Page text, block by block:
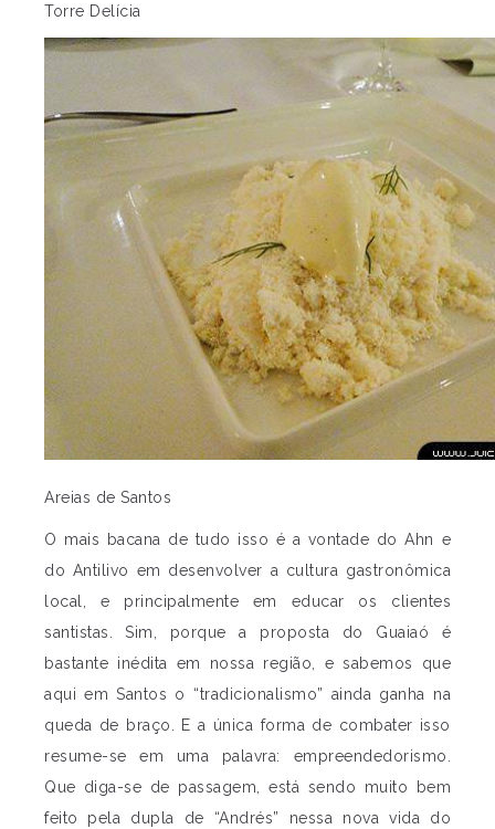
Torre Delícia
Areias de Santos
O mais bacana de tudo isso é a vontade do Ahn e
do Antilivo em desenvolver a cultura gastronômica
local, e principalmente em educar os clientes
santistas. Sim, porque a proposta do Guaiaó é
bastante inédita em nossa região, e sabemos que
aqui em Santos o “tradicionalismo” ainda ganha na
queda de braço. E a única forma de combater isso
resume-se em uma palavra: empreendedorismo.
Que diga-se de passagem, está sendo muito bem
feito pela dupla de “Andrés” nessa nova vida do